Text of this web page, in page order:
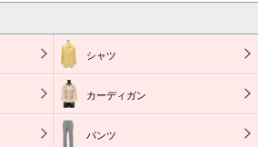
シャツ
カーディガン
パンツ